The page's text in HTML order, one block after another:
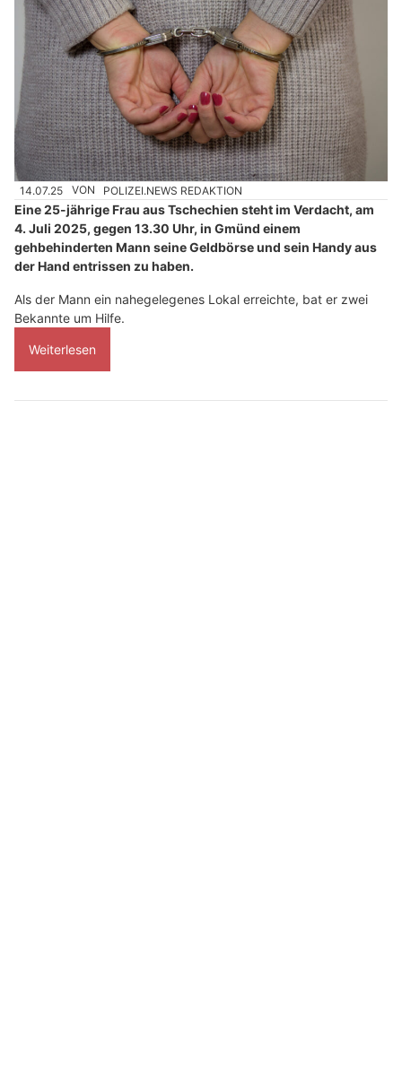
14.07.25 VON POLIZEI.NEWS REDAKTION
Eine 25-jährige Frau aus Tschechien steht im Verdacht, am
4. Juli 2025, gegen 13.30 Uhr, in Gmünd einem
gehbehinderten Mann seine Geldbörse und sein Handy aus
der Hand entrissen zu haben.
Als der Mann ein nahegelegenes Lokal erreichte, bat er zwei
Bekannte um Hilfe.
Weiterlesen